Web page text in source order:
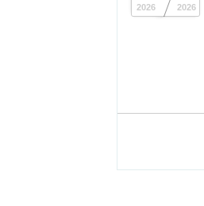
2026 2026